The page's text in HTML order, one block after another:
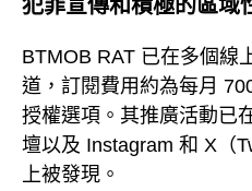
犯罪宣傳和積極的區域
BTMOB RAT 已在多個線
道，訂閱費用約為每月
授權選項。其推廣活動已
壇以及 Instagram 和 X（
上被發現。